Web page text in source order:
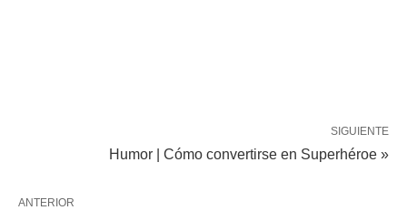
SIGUIENTE
Humor | Cómo convertirse en Superhéroe »
ANTERIOR